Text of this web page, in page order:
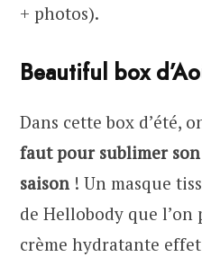
+ photos).
Beautiful box
Dans cette box d’été,
faut pour sublimer
saison ! Un masque
de Hellobody que
crème hydratante